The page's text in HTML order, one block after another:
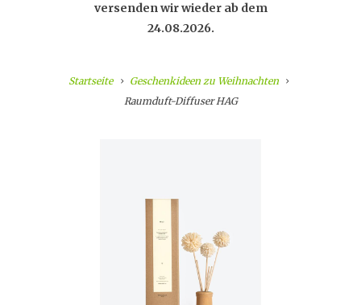
versenden wir wieder ab dem
24.08.2026.
Startseite
Geschenkideen zu Weihnachten
Raumduft-Diffuser HAG